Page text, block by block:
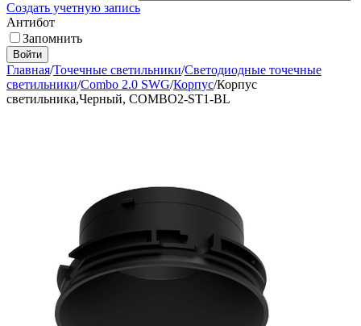
Создать учетную запись
Антибот
Запомнить
Войти
Главная/Точечные светильники/Светодиодные точечные
светильники/Combo 2.0 SWG/Корпус/Корпус
светильника,Черный, COMBO2-ST1-BL